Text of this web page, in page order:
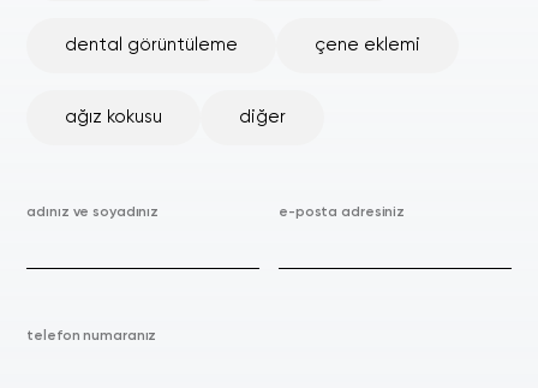
dental görüntüleme çene eklemi
ağız kokusu diğer
adınız ve soyadınız e-posta adresiniz
telefon numaranız